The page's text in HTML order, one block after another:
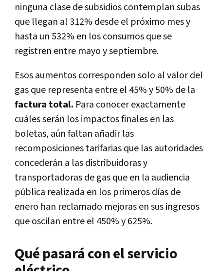
ninguna clase de subsidios contemplan subas
que llegan al 312% desde el próximo mes y
hasta un 532% en los consumos que se
registren entre mayo y septiembre.
Esos aumentos corresponden solo al valor del
gas que representa entre el 45% y 50% de la
factura total. Para conocer exactamente
cuáles serán los impactos finales en las
boletas, aún faltan añadir las
recomposiciones tarifarias que las autoridades
concederán a las distribuidoras y
transportadoras de gas que en la audiencia
pública realizada en los primeros días de
enero han reclamado mejoras en sus ingresos
que oscilan entre el 450% y 625%.
Qué pasará con el servicio